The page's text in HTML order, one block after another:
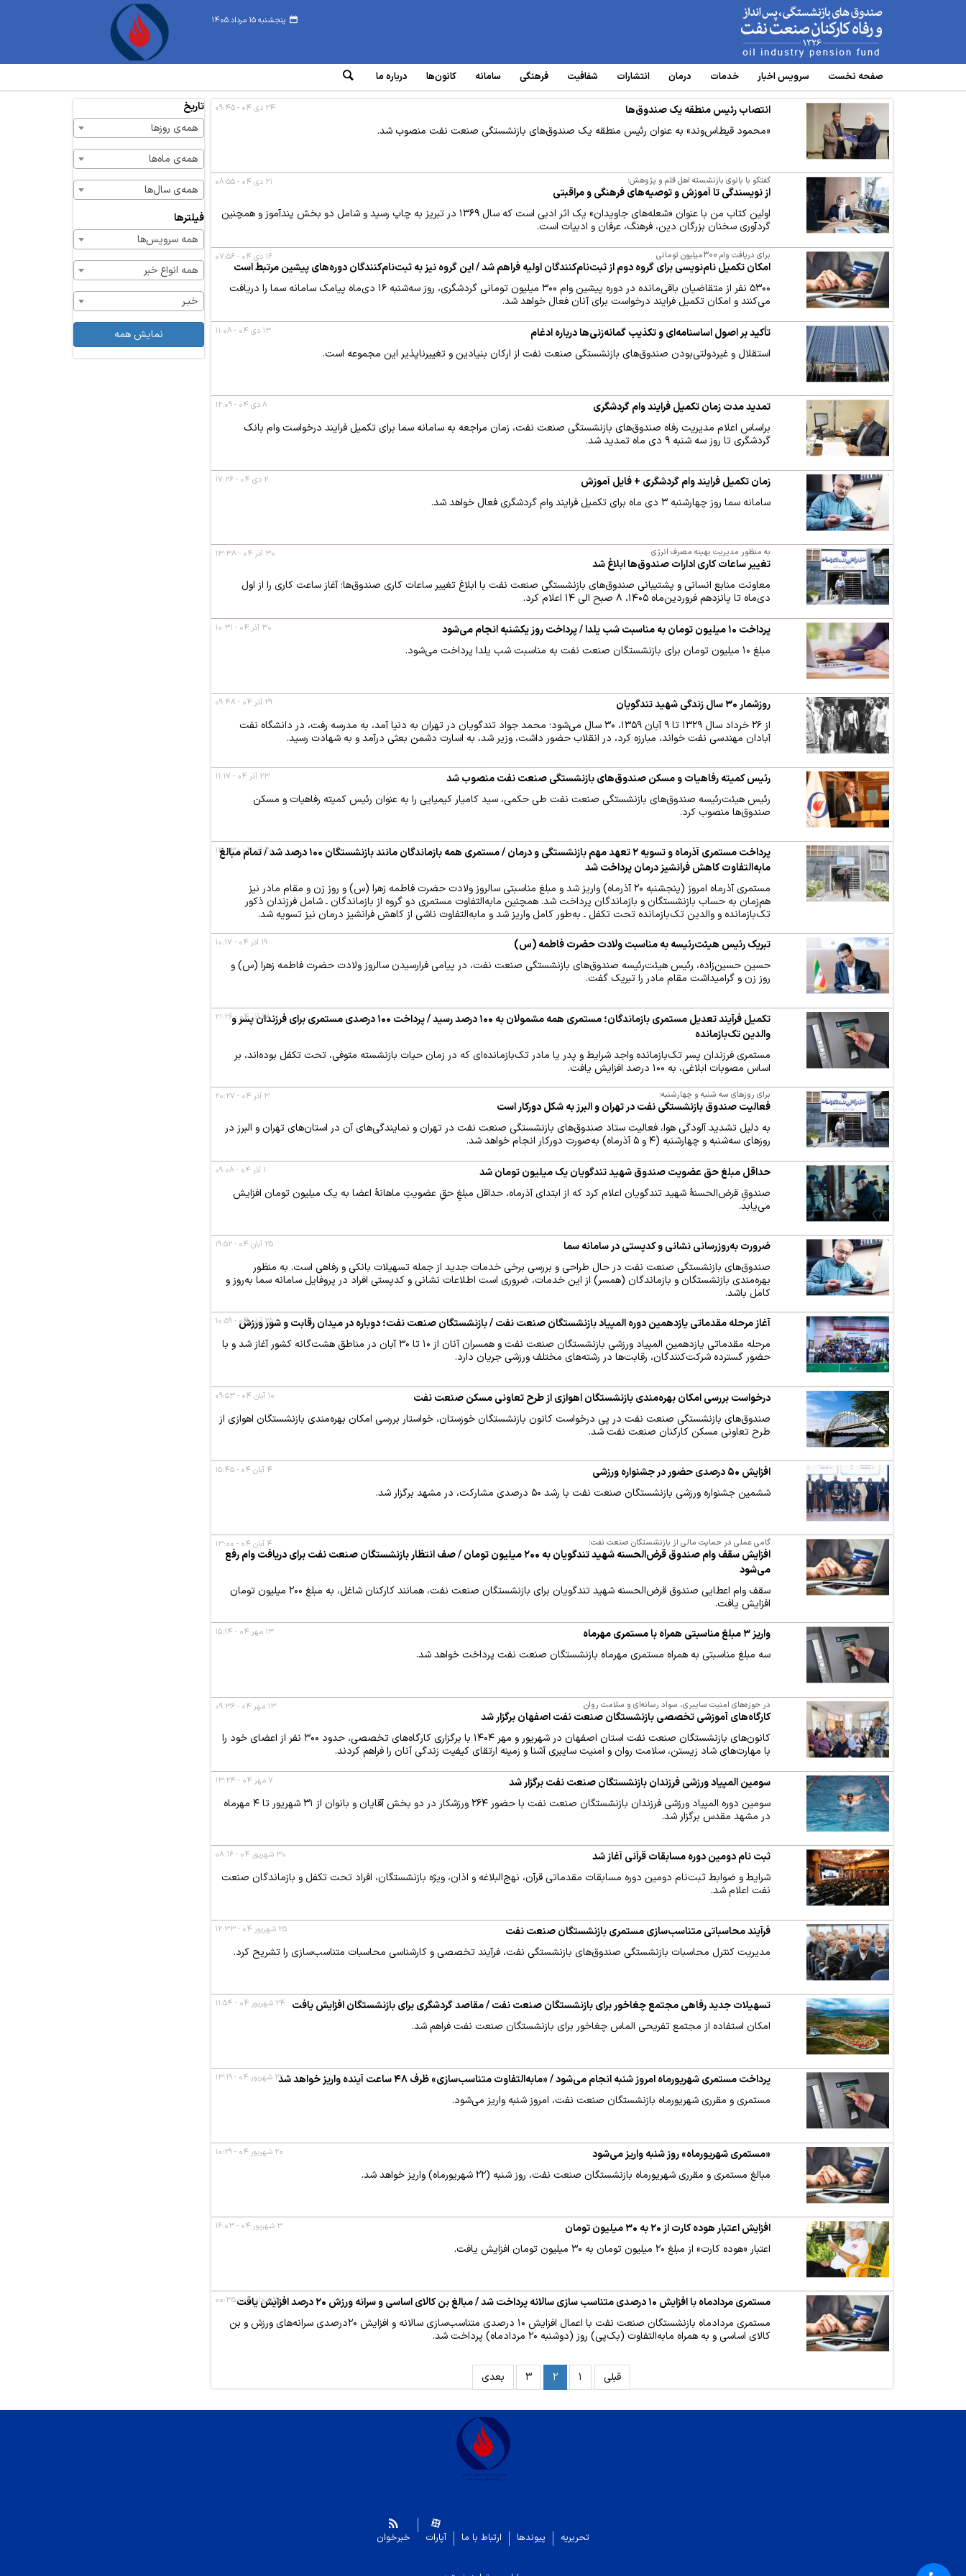
پنجشنبه ۱۵ مرداد ۱۴۰۵ www.oipf.ir
صفحه نخست سرویس‌ اخبار خدمات درمان انتشارات شفافیت فرهنگی سامانه‌ کانون‌ها درباره ما
انتصاب رئیس منطقه یک صندوق‌ها
«محمود قیطاس‌وند» به عنوان رئیس منطقه یک صندوق‌های بازنشستگی صنعت نفت منصوب شد.
۲۴ دی ۰۴ - ۰۹:۴۵
گفتگو با بانوی بازنشسته اهل قلم و پژوهش؛
از نویسندگی تا آموزش و توصیه‌های فرهنگی و مراقبتی
اولین کتاب من با عنوان «شعله‌های جاویدان» یک اثر ادبی است که سال ۱۳۶۹ در تبریز به چاپ رسید و شامل دو بخش پندآموز و همچنین
گردآوری سخنان بزرگان دین، فرهنگ، عرفان و ادبیات است.
۲۱ دی ۰۴ - ۰۸:۵۵
برای دریافت وام ۳۰۰میلیون تومانی
امکان تکمیل نام‌نویسی برای گروه دوم از ثبت‌نام‌کنندگان اولیه فراهم شد / این گروه نیز به ثبت‌نام‌کنندگان دوره‌های پیشین مرتبط است
۵۳۰۰ نفر از متقاضیان باقی‌مانده در دوره پیشین وام ۳۰۰ میلیون تومانی گردشگری، روز سه‌شنبه ۱۶ دی‌ماه پیامک سامانه سما را دریافت
می‌کنند و امکان تکمیل فرایند درخواست برای آنان فعال خواهد شد.
۱۶ دی ۰۴ - ۰۷:۵۶
تأکید بر اصول اساسنامه‌ای و تکذیب گمانه‌زنی‌ها درباره ادغام
استقلال و غیردولتی‌بودن صندوق‌های بازنشستگی صنعت نفت از ارکان بنیادین و تغییرناپذیر این مجموعه است.
۱۳ دی ۰۴ - ۱۱:۰۸
تمدید مدت زمان تکمیل فرایند وام گردشگری
براساس اعلام مدیریت رفاه صندوق‌های بازنشستگی صنعت نفت، زمان مراجعه به سامانه سما برای تکمیل فرایند درخواست وام بانک
گردشگری تا روز سه شنبه ۹ دی ماه تمدید شد.
۸ دی ۰۴ - ۱۲:۰۹
زمان تکمیل فرایند وام گردشگری + فایل آموزش
سامانه سما روز چهارشنبه ۳ دی ماه برای تکمیل فرایند وام گردشگری فعال خواهد شد.
۲ دی ۰۴ - ۱۷:۲۶
به منظور مدیریت بهینه مصرف انرژی
تغییر ساعات کاری ادارات صندوق‌ها ابلاغ شد
معاونت منابع انسانی و پشتیبانی صندوق‌های بازنشستگی صنعت نفت با ابلاغ تغییر ساعات کاری صندوق‌ها؛ آغاز ساعت کاری را از اول
دی‌ماه تا پانزدهم فروردین‌ماه ۱۴۰۵، ۸ صبح الی ۱۴ اعلام کرد.
۳۰ آذر ۰۴ - ۱۳:۳۸
پرداخت ۱۰ میلیون تومان به مناسبت شب یلدا / پرداخت روز یکشنبه انجام می‌شود
مبلغ ۱۰ میلیون تومان برای بازنشستگان صنعت نفت به مناسبت شب یلدا پرداخت می‌شود.
۳۰ آذر ۰۴ - ۱۰:۳۱
روزشمار ۳۰ سال زندگی شهید تندگویان
از ۲۶ خرداد سال ۱۳۲۹ تا ۹ آبان ۱۳۵۹، ۳۰ سال می‌شود؛ محمد جواد تندگویان در تهران به دنیا آمد، به مدرسه رفت، در دانشگاه نفت
آبادان مهندسی نفت خواند، مبارزه کرد، در انقلاب حضور داشت، وزیر شد، به اسارت دشمن بعثی درآمد و به شهادت رسید.
۲۹ آذر ۰۴ - ۰۹:۴۸
رئیس کمیته رفاهیات و مسکن صندوق‌های بازنشستگی صنعت نفت منصوب شد
رئیس هیئت‌رئیسه صندوق‌های بازنشستگی صنعت نفت طی حکمی، سید کامیار کیمیایی را به عنوان رئیس کمیته رفاهیات و مسکن
صندوق‌ها منصوب کرد.
۲۳ آذر ۰۴ - ۱۱:۱۷
پرداخت مستمری آذرماه و تسویه ۲ تعهد مهم بازنشستگی و درمان / مستمری همه بازماندگان مانند بازنشستگان ۱۰۰ درصد شد / تمام مبالغ
مابه‌التفاوت کاهش فرانشیز درمان پرداخت شد
مستمری آذرماه امروز (پنجشنبه ۲۰ آذرماه) واریز شد و مبلغ مناسبتی سالروز ولادت حضرت فاطمه زهرا (س) و روز زن و مقام مادر نیز
هم‌زمان به حساب بازنشستگان و بازماندگان پرداخت شد. همچنین مابه‌التفاوت مستمری دو گروه از بازماندگان ـ شامل فرزندان ذکور
تک‌بازمانده و والدین تک‌بازمانده تحت تکفل ـ به‌طور کامل واریز شد و مابه‌التفاوت ناشی از کاهش فرانشیز درمان نیز تسویه شد.
۲۰ آذر ۰۴ - ۱۳:۰۳
تبریک رئیس هیئت‌رئیسه به مناسبت ولادت حضرت فاطمه (س)
حسین حسین‌زاده، رئیس هیئت‌رئیسه صندوق‌های بازنشستگی صنعت نفت، در پیامی فرارسیدن سالروز ولادت حضرت فاطمه زهرا (س) و
روز زن و گرامیداشت مقام مادر را تبریک گفت.
۱۹ آذر ۰۴ - ۱۰:۱۷
تکمیل فرآیند تعدیل مستمری بازماندگان؛ مستمری همه مشمولان به ۱۰۰ درصد رسید / پرداخت ۱۰۰ درصدی مستمری برای فرزندان پسر و
والدین تک‌بازمانده
مستمری فرزندان پسر تک‌بازمانده واجد شرایط و پدر یا مادر تک‌بازمانده‌ای که در زمان حیات بازنشسته متوفی، تحت تکفل بوده‌اند، بر
اساس مصوبات ابلاغی، به ۱۰۰ درصد افزایش یافت.
۱۷ آذر ۰۴ - ۲۱:۲۶
برای روزهای سه شنبه و چهارشنبه؛
فعالیت صندوق بازنشستگی نفت در تهران و البرز به شکل دورکار است
به دلیل تشدید آلودگی هوا، فعالیت ستاد صندوق‌های بازنشستگی صنعت نفت در تهران و نمایندگی‌های آن در استان‌های تهران و البرز در
روزهای سه‌شنبه و چهارشنبه (۴ و ۵ آذرماه) به‌صورت دورکار انجام خواهد شد.
۳ آذر ۰۴ - ۲۰:۲۷
حداقل مبلغ حق عضویت صندوق شهید تندگویان یک میلیون تومان شد
صندوقِ قرض‌الحسنهٔ شهید تندگویان اعلام کرد که از ابتدای آذرماه، حداقل مبلغِ حقِ عضویتِ ماهانهٔ اعضا به یک میلیون تومان افزایش
می‌یابد.
۱ آذر ۰۴ - ۰۹:۰۸
ضرورت به‌روزرسانی نشانی و کدپستی در سامانه سما
صندوق‌های بازنشستگی صنعت نفت در حال طراحی و بررسی برخی خدمات جدید از جمله تسهیلات بانکی و رفاهی است. به منظور
بهره‌مندی بازنشستگان و بازماندگان (همسر) از این خدمات، ضروری است اطلاعات نشانی و کدپستی افراد در پروفایل سامانه سما به‌روز و
کامل باشد.
۲۵ آبان ۰۴ - ۱۹:۵۲
آغاز مرحله مقدماتی یازدهمین دوره المپیاد بازنشستگان صنعت نفت / بازنشستگان صنعت نفت؛ دوباره در میدان رقابت و شور ورزش
مرحله مقدماتی یازدهمین المپیاد ورزشی بازنشستگان صنعت نفت و همسران آنان از ۱۰ تا ۳۰ آبان در مناطق هشت‌گانه کشور آغاز شد و با
حضور گسترده شرکت‌کنندگان، رقابت‌ها در رشته‌های مختلف ورزشی جریان دارد.
۲۵ آبان ۰۴ - ۱۰:۵۹
درخواست بررسی امکان بهره‌مندی بازنشستگان اهوازی از طرح تعاونی مسکن صنعت نفت
صندوق‌های بازنشستگی صنعت نفت در پی درخواست کانون بازنشستگان خوزستان، خواستار بررسی امکان بهره‌مندی بازنشستگان اهوازی از
طرح تعاونی مسکن کارکنان صنعت نفت شد.
۱۰ آبان ۰۴ - ۰۹:۵۳
افزایش ۵۰ درصدی حضور در جشنواره ورزشی
ششمین جشنواره ورزشی بازنشستگان صنعت نفت با رشد ۵۰ درصدی مشارکت، در مشهد برگزار شد.
۴ آبان ۰۴ - ۱۵:۴۵
گامی عملی در حمایت مالی از بازنشستگان صنعت نفت؛
افزایش سقف وام صندوق قرض‌الحسنه شهید تندگویان به ۲۰۰ میلیون تومان / صف انتظار بازنشستگان صنعت نفت برای دریافت وام رفع
می‌شود
سقف وام اعطایی صندوق قرض‌الحسنه شهید تندگویان برای بازنشستگان صنعت نفت، همانند کارکنان شاغل، به مبلغ ۲۰۰ میلیون تومان
افزایش یافت.
۴ آبان ۰۴ - ۱۳:۰۰
واریز ۳ مبلغ مناسبتی همراه با مستمری مهرماه
سه مبلغ مناسبتی به همراه مستمری مهرماه بازنشستگان صنعت نفت پرداخت خواهد شد.
۱۳ مهر ۰۴ - ۱۵:۱۴
در حوزه‌های امنیت سایبری، سواد رسانه‌ای و سلامت روان
کارگاه‌های آموزشی تخصصی بازنشستگان صنعت نفت اصفهان برگزار شد
کانون‌های بازنشستگان صنعت نفت استان اصفهان در شهریور و مهر ۱۴۰۴ با برگزاری کارگاه‌های تخصصی، حدود ۳۰۰ نفر از اعضای خود را
با مهارت‌های شاد زیستن، سلامت روان و امنیت سایبری آشنا و زمینه ارتقای کیفیت زندگی آنان را فراهم کردند.
۱۳ مهر ۰۴ - ۰۹:۳۶
سومین المپیاد ورزشی فرزندان بازنشستگان صنعت نفت برگزار شد
سومین دوره المپیاد ورزشی فرزندان بازنشستگان صنعت نفت با حضور ۲۶۴ ورزشکار در دو بخش آقایان و بانوان از ۳۱ شهریور تا ۴ مهرماه
در مشهد مقدس برگزار شد.
۷ مهر ۰۴ - ۱۳:۲۴
ثبت نام دومین دوره مسابقات قرآنی آغاز شد
شرایط و ضوابط ثبت‌نام دومین دوره مسابقات مقدماتی قرآن، نهج‌البلاغه و اذان، ویژه بازنشستگان‌، افراد تحت تکفل و بازماندگان صنعت
نفت اعلام شد.
۳۰ شهریور ۰۴ - ۰۸:۱۶
فرآیند محاسباتی متناسب‌سازی مستمری بازنشستگان صنعت نفت
مدیریت کنترل محاسبات بازنشستگی صندوق‌های بازنشستگی نفت، فرآیند تخصصی و کارشناسی محاسبات متناسب‌سازی را تشریح کرد.
۲۵ شهریور ۰۴ - ۱۲:۳۳
تسهیلات جدید رفاهی مجتمع چغاخور برای بازنشستگان صنعت نفت / مقاصد گردشگری برای بازنشستگان افزایش یافت
امکان استفاده از مجتمع تفریحی الماس چغاخور برای بازنشستگان صنعت نفت فراهم شد.
۲۴ شهریور ۰۴ - ۱۱:۵۴
پرداخت مستمری شهریورماه امروز شنبه انجام می‌شود / «مابه‌التفاوت متناسب‌سازی» ظرف ۴۸ ساعت آینده واریز خواهد شد
مستمری و مقرری شهریورماه بازنشستگان صنعت نفت، امروز شنبه واریز می‌شود.
۲۲ شهریور ۰۴ - ۱۳:۱۹
«مستمری شهریورماه» روز شنبه واریز می‌شود
مبالغ مستمری و مقرری شهریورماه بازنشستگان صنعت نفت، روز شنبه (۲۲ شهریورماه) واریز خواهد شد.
۲۰ شهریور ۰۴ - ۱۰:۲۹
افزایش اعتبار هوده کارت از ۲۰ به ۳۰ میلیون تومان
اعتبار «هوده کارت» از مبلغ ۲۰ میلیون تومان به ۳۰ میلیون تومان افزایش یافت.
۳ شهریور ۰۴ - ۱۶:۰۳
مستمری مردادماه با افزایش ۱۰ درصدی متناسب سازی سالانه پرداخت شد / مبالغ بن کالای اساسی و سرانه ورزش ۲۰ درصد افزایش یافت
مستمری مردادماه بازنشستگان صنعت نفت با اعمال افزایش ۱۰ درصدی متناسب‌سازی سالانه و افزایش ۲۰درصدی سرانه‌های ورزش و بن
کالای اساسی و به همراه مابه‌التفاوت (بک‌پی) روز (دوشنبه ۲۰ مردادماه) پرداخت شد.
۲۰ مرداد ۰۴ - ۰۰:۳۵
قبلی ۱ ۲ ۳ بعدی
تاریخ
همه‌ی روزها
همه‌ی ماه‌ها
همه‌ی سال‌ها
فیلترها
همه سرویس‌ها
همه انواع خبر
خبـر
نمایش همه
تحریریه پیوندها ارتباط با ما آپارات خبرخوان